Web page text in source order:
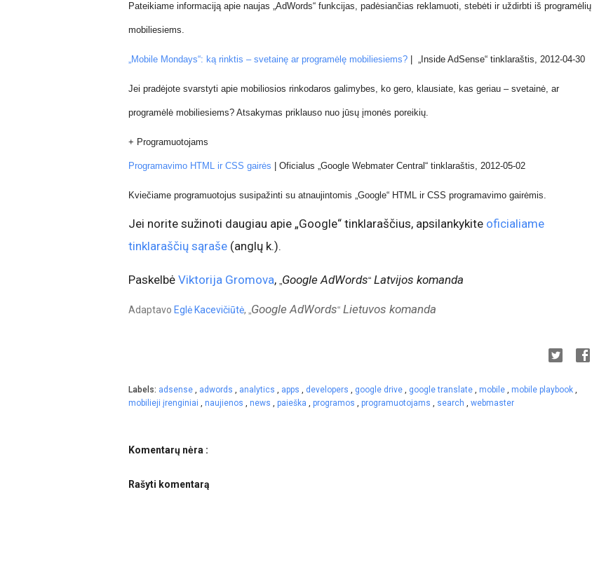
Pateikiame informaciją apie naujas „AdWords“ funkcijas, padėsiančias reklamuoti, stebėti ir uždirbti iš programėlių
mobiliesiems.
„Mobile Mondays“: ką rinktis – svetainę ar programėlę mobiliesiems? „Inside AdSense“ tinklaraštis, 2012-04-30
Jei pradėjote svarstyti apie mobiliosios rinkodaros galimybes, ko gero, klausiate, kas geriau – svetainė, ar
programėlė mobiliesiems? Atsakymas priklauso nuo jūsų įmonės poreikių.
+ Programuotojams
Programavimo HTML ir CSS gairės Oficialus „Google Webmater Central“ tinklaraštis, 2012-05-02
Kviečiame programuotojus susipažinti su atnaujintomis „Google“ HTML ir CSS programavimo gairėmis.
Jei norite sužinoti daugiau apie „Google“ tinklaraščius, apsilankykite oficialiame
tinklaraščių sąraše (anglų k.).
Paskelbė Viktorija Gromova, „Google AdWords“ Latvijos komanda
Adaptavo Eglė Kacevičiūtė, „Google AdWords“ Lietuvos komanda
Labels: adsense , adwords , analytics , apps , developers , google drive , google translate , mobile , mobile playbook ,
mobilieji įrenginiai , naujienos , news , paieška , programos , programuotojams , search , webmaster
Komentarų nėra :
Rašyti komentarą